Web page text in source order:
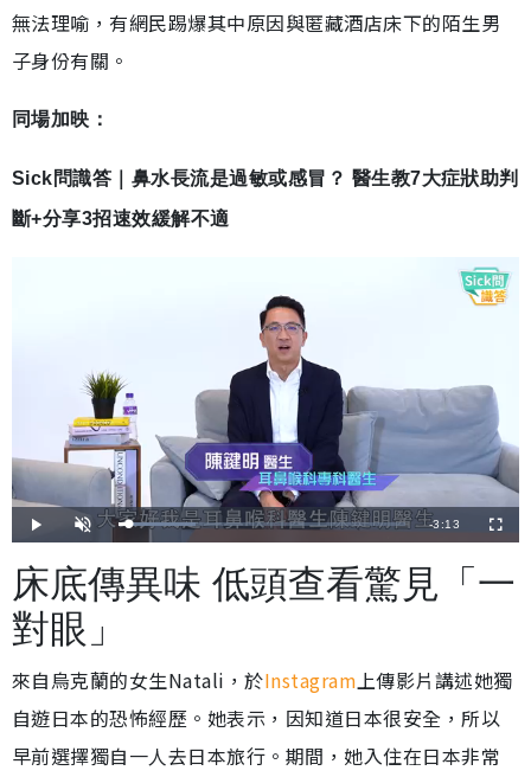
無法理喻，有網民踢爆其中原因與匿藏酒店床下的陌生男
子身份有關。
同場加映：
Sick問識答｜鼻水長流是過敏或感冒？ 醫生教7大症狀助判
斷+分享3招速效緩解不適
播
放
開
啟
載
入
2
7
剩
時
-3:13
全
螢
床底傳異味 低頭查看驚見「一
對眼」
來自烏克蘭的女生Natali，於Instagram 上傳影片講述她獨
自遊日本的恐怖經歷。她表示，因知道日本很安全，所以
早前選擇獨自一人去日本旅行。期間，她入住在日本非常